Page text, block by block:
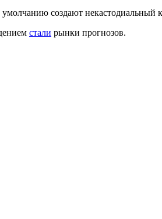
создают некастодиальный
стали рынки прогнозов.